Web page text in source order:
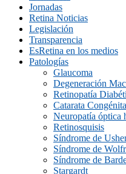
Jornadas
Retina Noticias
Legislación
Transparencia
EsRetina en los medios
Patologías
Glaucoma
Degeneración
Retinopatía
Catarata Congénita
Neuropatí­a óptica
Retinosquisis
Síndrome de
Síndrome de
Síndrome de
Stargardt